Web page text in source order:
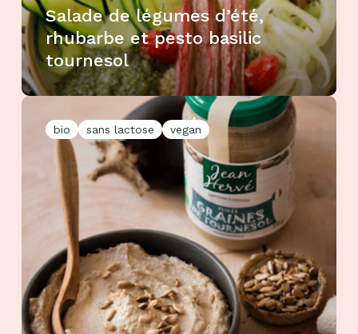
Salade de légumes d’été,
rhubarbe et pesto basilic
tournesol
bio sans lactose vegan